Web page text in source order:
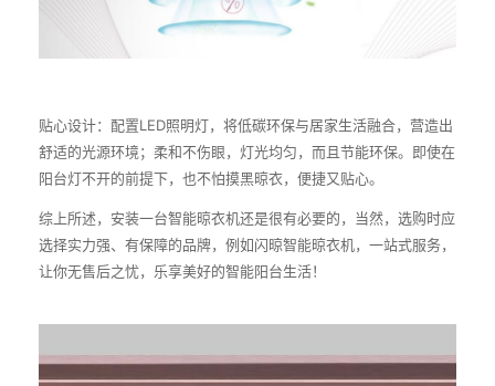
贴心设计：配置LED照明灯，将低碳环保与居家生活融合，营造出
舒适的光源环境；柔和不伤眼，灯光均匀，而且节能环保。即使在
阳台灯不开的前提下，也不怕摸黑晾衣，便捷又贴心。
综上所述，安装一台智能晾衣机还是很有必要的，当然，选购时应
选择实力强、有保障的品牌，例如闪晾智能晾衣机，一站式服务，
让你无售后之忧，乐享美好的智能阳台生活！